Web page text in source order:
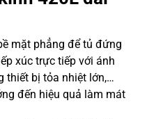
mặt phẳng để tủ đứng
xúc trực tiếp với ánh
thiết bị tỏa nhiệt lớn,…
đến hiệu quả làm mát